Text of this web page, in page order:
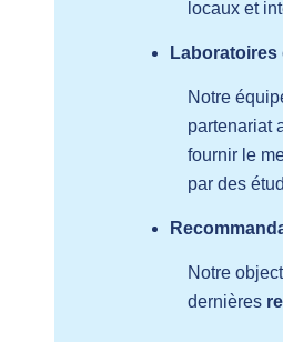
locaux et
Laboratoires
Notre
partenariat
fournir le
par des
Notre
dernières